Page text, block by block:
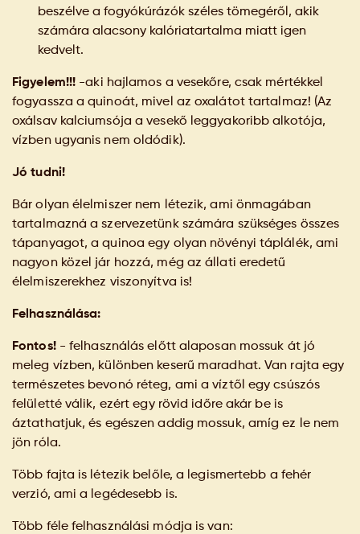
beszélve a fogyókúrázók széles tömegéről, akik
számára alacsony kalóriatartalma miatt igen
kedvelt.
Figyelem!!! -aki hajlamos a vesekőre, csak mértékkel
fogyassza a quinoát, mivel az oxalátot tartalmaz! (Az
oxálsav kalciumsója a vesekő leggyakoribb alkotója,
vízben ugyanis nem oldódik).
Jó tudni!
Bár olyan élelmiszer nem létezik, ami önmagában
tartalmazná a szervezetünk számára szükséges összes
tápanyagot, a quinoa egy olyan növényi táplálék, ami
nagyon közel jár hozzá, még az állati eredetű
élelmiszerekhez viszonyítva is!
Felhasználása:
Fontos!- felhasználás előtt alaposan mossuk át jó
meleg vízben, különben keserű maradhat. Van rajta egy
természetes bevonó réteg, ami a víztől egy csúszós
felületté válik, ezért egy rövid időre akár be is
áztathatjuk, és egészen addig mossuk, amíg ez le nem
jön róla.
Több fajta is létezik belőle, a legismertebb a fehér
verzió, ami a legédesebb is.
Több féle felhasználási módja is van: